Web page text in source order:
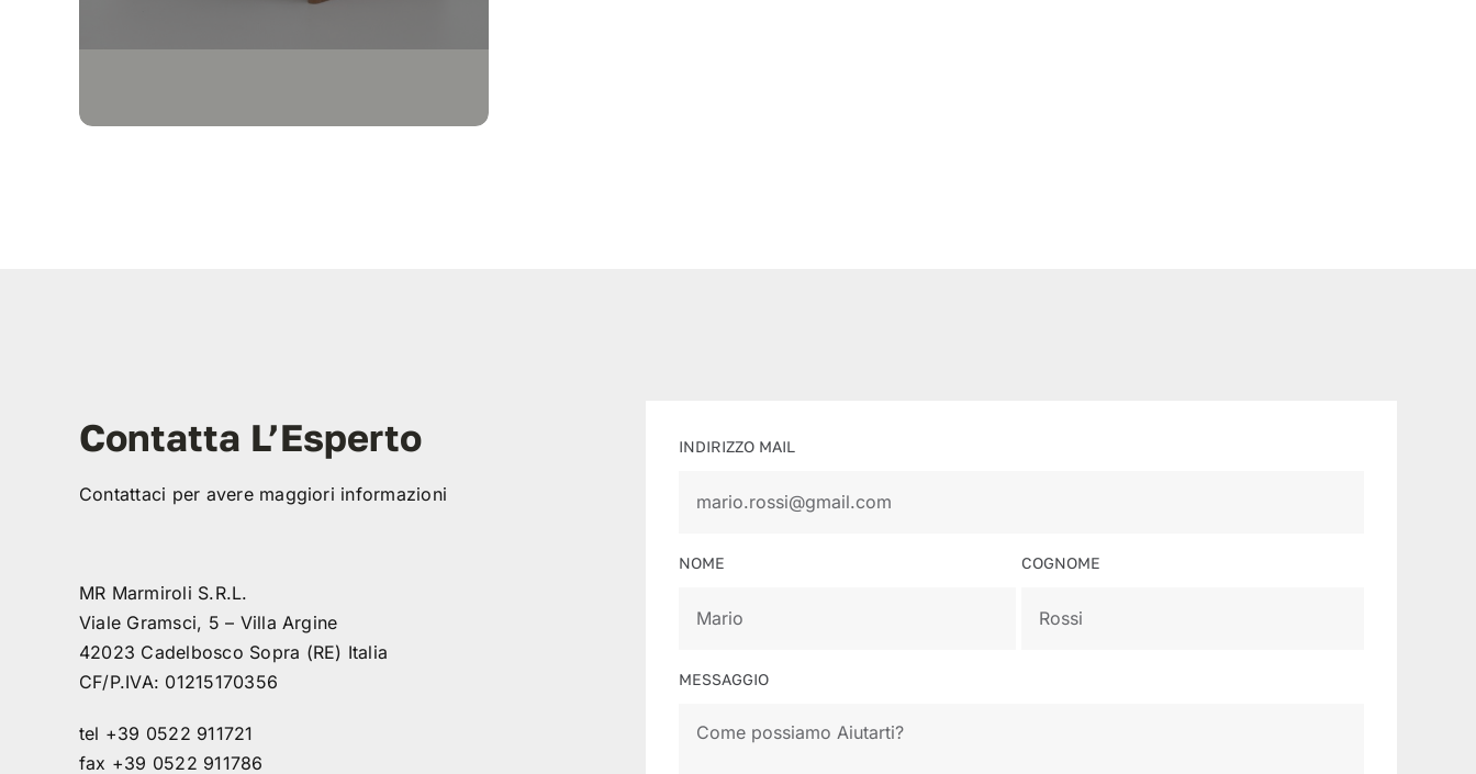
Contatta L’Esperto
Contattaci per avere maggiori informazioni
MR Marmiroli S.R.L.
Viale Gramsci, 5 – Villa Argine
42023 Cadelbosco Sopra (RE) Italia
CF/P.IVA: 01215170356
tel +39 0522 911721
fax +39 0522 911786
INDIRIZZO MAIL
NOME COGNOME
MESSAGGIO